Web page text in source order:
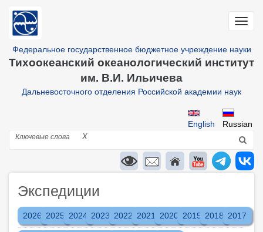
основному
Федеральное государственное бюджетное учреждение науки
Тихоокеанский океанологический институт
им. В.И. Ильичева
Дальневосточного отделения Российской академии наук
Russian
English
Поиск
X
Экспедиции
2026 2025 2024 2023 2022 2021 2020 2019 2018 2017